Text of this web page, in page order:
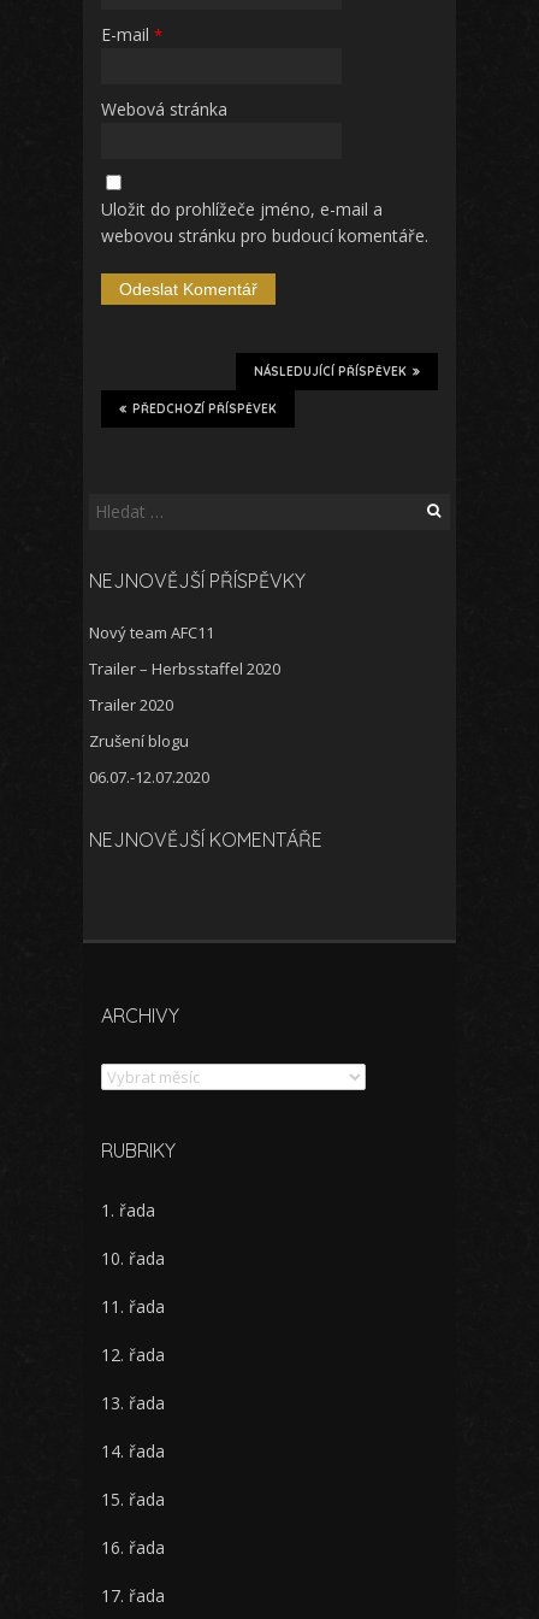
E-mail *
Webová stránka
Uložit do prohlížeče jméno, e-mail a
webovou stránku pro budoucí komentáře.
NÁSLEDUJÍCÍ PŘÍSPĚVEK
PŘEDCHOZÍ PŘÍSPĚVEK
Vyhledávání
NEJNOVĚJŠÍ PŘÍSPĚVKY
Nový team AFC11
Trailer – Herbsstaffel 2020
Trailer 2020
Zrušení blogu
06.07.-12.07.2020
NEJNOVĚJŠÍ KOMENTÁŘE
ARCHIVY
Archivy
RUBRIKY
1. řada
10. řada
11. řada
12. řada
13. řada
14. řada
15. řada
16. řada
17. řada